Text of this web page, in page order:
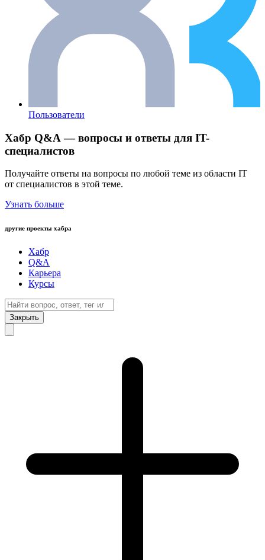
Пользователи
Хабр Q&A — вопросы и ответы для IT-
специалистов
Получайте ответы на вопросы по любой теме из области IT
от специалистов в этой теме.
Узнать больше
другие проекты хабра
Хабр
Q&A
Карьера
Курсы
Закрыть